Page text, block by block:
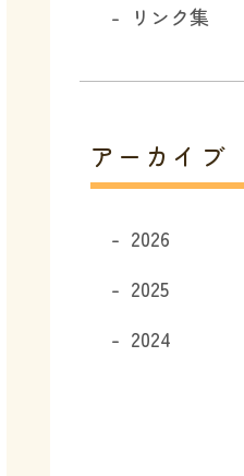
リンク集
アーカイブ
2026
2025
2024